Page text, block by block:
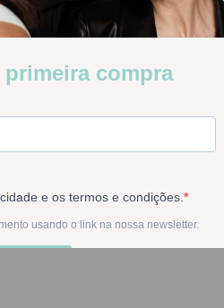
Na compra deste